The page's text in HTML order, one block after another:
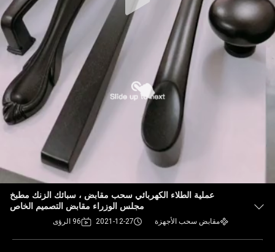
عملية الطلاء الكهربائي سحب مقابض ، سبائك الزنك مطبخ
مجلس الوزراء مقابض التصميم الخاص
مقابض سحب الأجهزة 2021-12-27 96 الرؤى